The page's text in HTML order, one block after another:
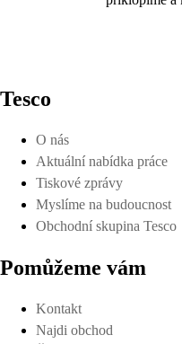
Tesco
O nás
Aktuální nabídka práce
Tiskové zprávy
Myslíme na budoucnost
Obchodní skupina Tesco
Pomůžeme vám
Kontakt
Najdi obchod